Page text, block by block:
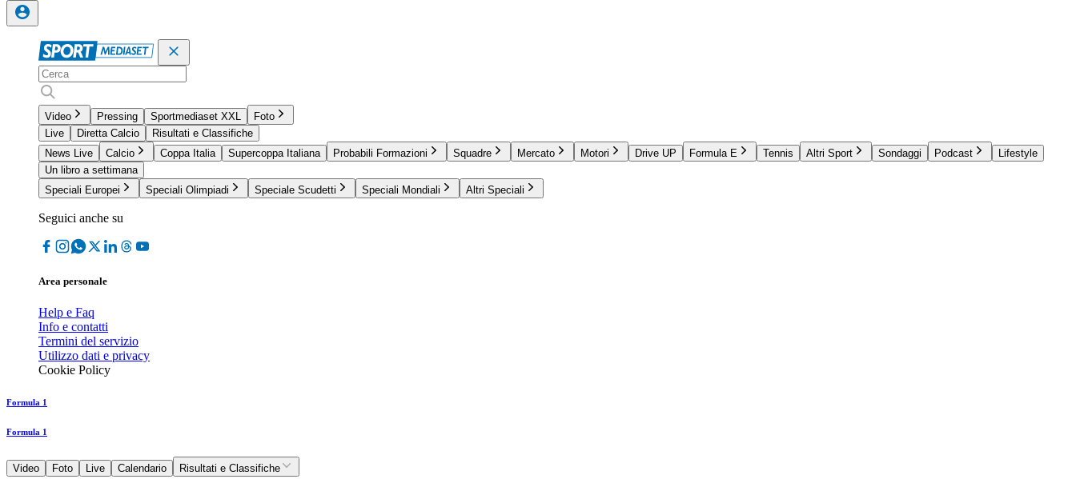
Video Pressing Sportmediaset XXL
Foto
Live
Diretta Calcio
Risultati e Classifiche
News Live
Calcio Coppa Italia Supercoppa Italiana Probabili Formazioni Squadre Mercato Motori Drive UP Formula E Tennis Altri Sport Sondaggi Podcast
Lifestyle
Un libro a settimana
Speciali Europei
Speciali Olimpiadi Speciale Scudetti Speciali Mondiali Altri Speciali
Seguici anche su
Area personale
Help e Faq
Info e contatti
Termini del servizio
Utilizzo dati e privacy
Cookie Policy
Formula 1
Formula 1
Video Foto Live Calendario Risultati e Classifiche